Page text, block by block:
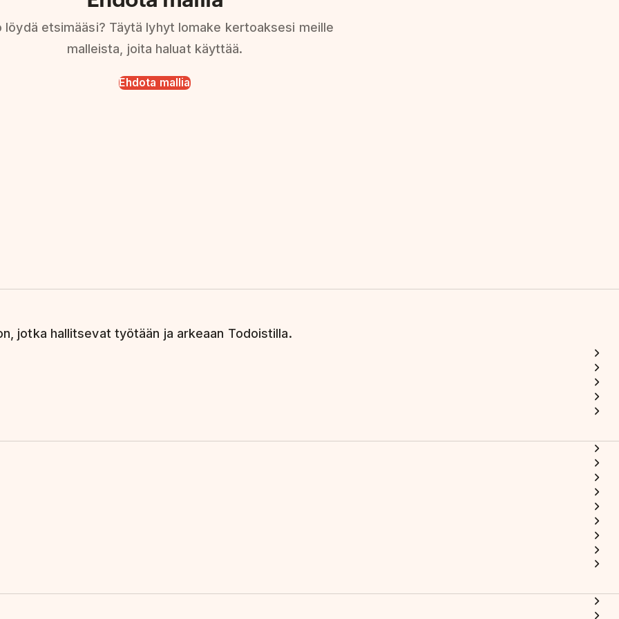
löydä etsimääsi? Täytä lyhyt lomake kertoaksesi meille
malleista, joita haluat käyttää.
Ehdota mallia
jotka hallitsevat työtään ja arkeaan Todoistilla.